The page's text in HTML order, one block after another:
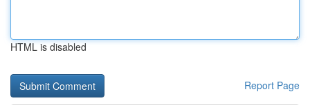
HTML is disabled
Report Page